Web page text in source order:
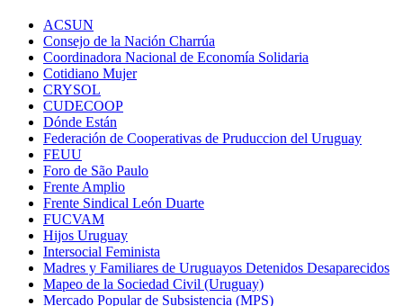
ACSUN
Consejo de la Nación Charrúa
Coordinadora Nacional de Economía Solidaria
Cotidiano Mujer
CRYSOL
CUDECOOP
Dónde Están
Federación de Cooperativas de Pruduccion del Uruguay
FEUU
Foro de São Paulo
Frente Amplio
Frente Sindical León Duarte
FUCVAM
Hijos Uruguay
Intersocial Feminista
Madres y Familiares de Uruguayos Detenidos Desaparecidos
Mapeo de la Sociedad Civil (Uruguay)
Mercado Popular de Subsistencia (MPS)